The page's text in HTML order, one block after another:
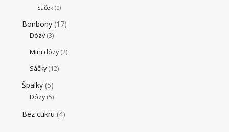
Sáček (0)
Bonbony (17)
Dózy (3)
Mini dózy (2)
Sáčky (12)
Špalky (5)
Dózy (5)
Bez cukru (4)